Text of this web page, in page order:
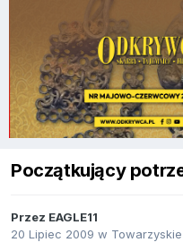
Początkujący
Przez EAGLE11
20 Lipiec 2009 w